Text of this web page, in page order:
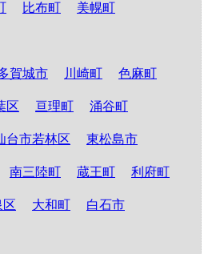
比布町 美幌町
賀城市 川崎町 色麻町
区 亘理町 涌谷町
台市若林区 東松島市
南三陸町 蔵王町 利府町
区 大和町 白石市